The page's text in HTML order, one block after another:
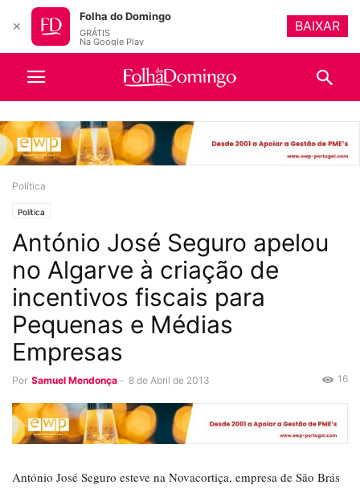
Política
Política
António José Seguro apelou
no Algarve à criação de
incentivos fiscais para
Pequenas e Médias
Empresas
Por Samuel Mendonça - 8 de Abril de 2013 16
António José Seguro esteve na Novacortiça, empresa de São Brás
✕
Folha do Domingo
GRÁTIS
Na Google Play
BAIXAR